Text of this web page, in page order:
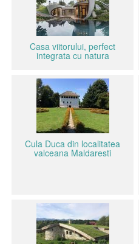
Casa viitorului, perfect
integrata cu natura
Cula Duca din localitatea
valceana Maldaresti